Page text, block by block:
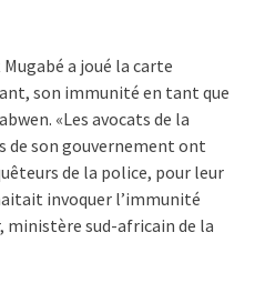
a joué la carte
son immunité en tant que
«Les avocats de la
de son gouvernement ont
de la police, pour leur
invoquer l’immunité
ministère sud-africain de la